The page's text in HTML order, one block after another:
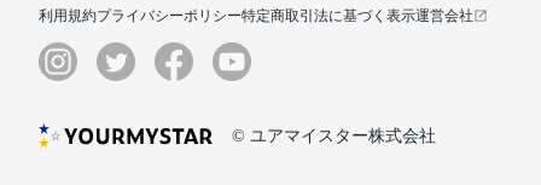
利用規約プライバシーポリシー特定商取引法に基づく表示運営会社
© ユアマイスター株式会社